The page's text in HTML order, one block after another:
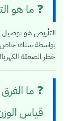
❓ ما هو
التأريض هو توصيل
بواسطة سلك خاص.
خطر الصعقة
❓ ما
قياس